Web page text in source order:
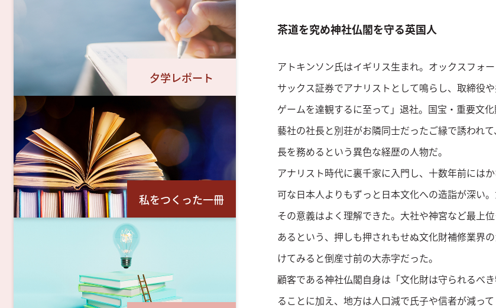
茶道を究め神社仏閣を守る英国人
アトキンソン氏はイギリス生まれ。オックスフォ
サックス証券でアナリストとして鳴らし、取締役
ゲームを達観するに至って」退社。国宝・重要文
藝社の社長と別荘がお隣同士だったご縁で誘われ
長を務めるという異色な経歴の人物だ。
アナリスト時代に裏千家に入門し、十数年前には
可な日本人よりもずっと日本文化への造詣が深い
その意義はよく理解できた。大社や神宮など最上
あるという、押しも押されもせぬ文化財補修業界
けてみると倒産寸前の大赤字だった。
顧客である神社仏閣自身は「文化財は守られるべ
ることに加え、地方は人口減で氏子や信者が減っ
夕学レポート
私をつくった一冊